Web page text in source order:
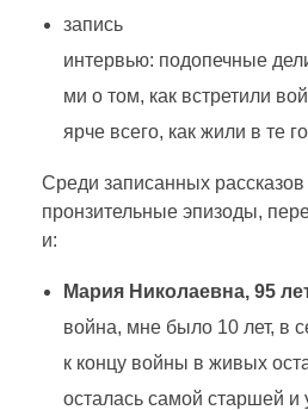
запись
интервью: подопечные
ми отом, каквстретили
ярчевсего, какжили в те
Среди записанных рассказов
пронзительные эпизоды,
и:
Мария Николаевна, 95
война, мне было 10 лет, в
к концу войны в живых
осталась самой старшей и